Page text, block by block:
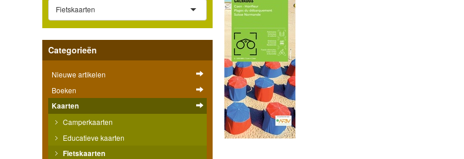
Fietskaarten
Categorieën
Nieuwe artikelen
Boeken
Kaarten
Camperkaarten
Educatieve kaarten
Fietskaarten